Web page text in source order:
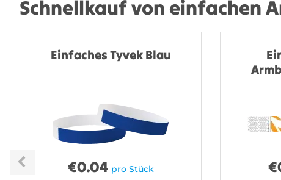
Schnellkauf von einfachen
Einfaches Tyvek Blau
€0.04 pro Stück €